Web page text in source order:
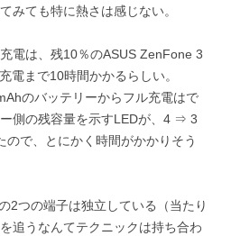
みても特に熱さは感じない。
電は、残10％のASUS ZenFone 3
電まで10時間かかるらしい。
のバッテリーからフル充電はで
側の残容量を示すLEDが、4 ⇒ 3
ので、とにかく時間がかかりそう
2つの端子は独立している（当たり
追うなんてテクニックは持ち合わ